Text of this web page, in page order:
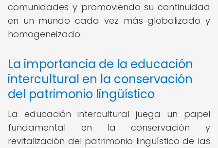
comunidades y promoviendo su continuidad
en un mundo cada vez más globalizado y
homogeneizado.
La importancia de la educación
intercultural en la conservación
del patrimonio lingüístico
La educación intercultural juega un papel
fundamental en la conservación y
revitalización del patrimonio lingüístico de las